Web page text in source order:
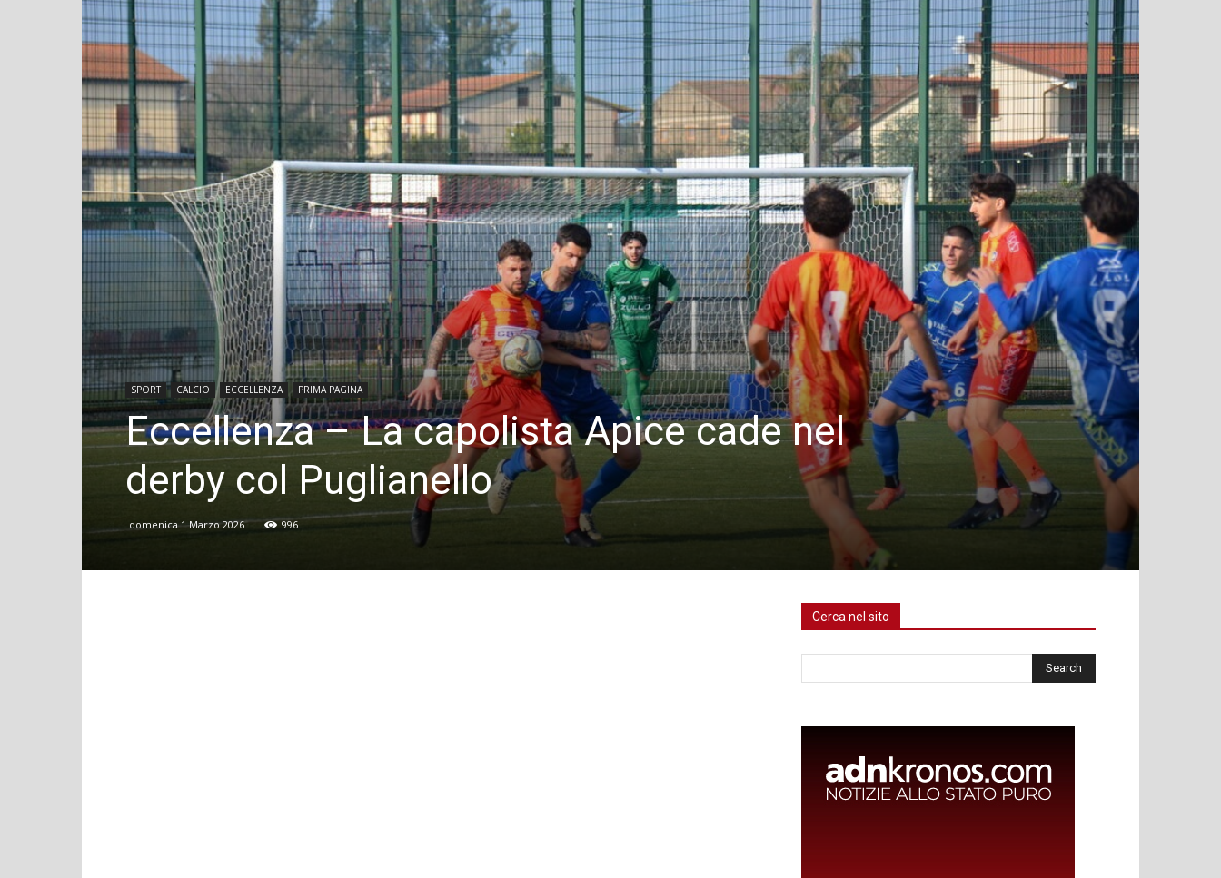
SPORT CALCIO ECCELLENZA PRIMA PAGINA
Eccellenza – La capolista Apice cade nel
derby col Puglianello
domenica 1 Marzo 2026 996
Cerca nel sito